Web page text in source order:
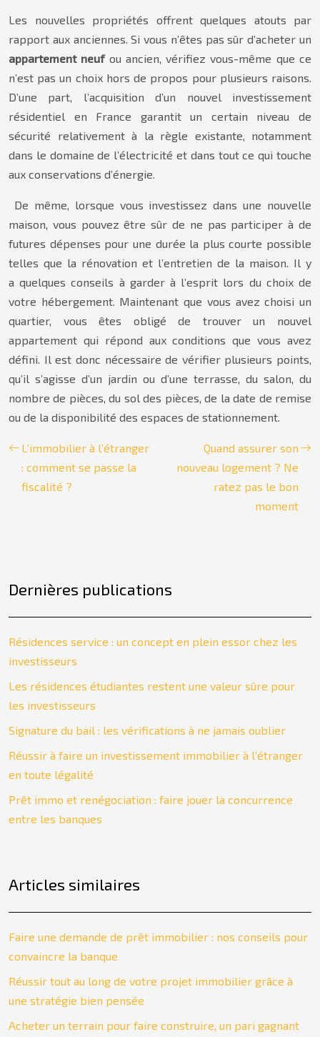
Les nouvelles propriétés offrent quelques atouts par
rapport aux anciennes. Si vous n’êtes pas sûr d’acheter un
appartement neufou ancien, vérifiez vous-même que ce
n’est pas un choix hors de propos pour plusieurs raisons.
D’une part, l’acquisition d’un nouvel investissement
résidentiel en France garantit un certain niveau de
sécurité relativement à la règle existante, notamment
dans le domaine de l’électricité et dans tout ce qui touche
aux conservations d’énergie.
De même, lorsque vous investissez dans une nouvelle
maison, vous pouvez être sûr de ne pas participer à de
futures dépenses pour une durée la plus courte possible
telles que la rénovation et l’entretien de la maison. Il y
a quelques conseils à garder à l’esprit lors du choix de
votre hébergement. Maintenant que vous avez choisi un
quartier, vous êtes obligé de trouver un nouvel
appartement qui répond aux conditions que vous avez
défini. Il est donc nécessaire de vérifier plusieurs points,
qu’il s’agisse d’un jardin ou d’une terrasse, du salon, du
nombre de pièces, du sol des pièces, de la date de remise
ou de la disponibilité des espaces de stationnement.
L’immobilier à l’étranger
: comment se passe la
fiscalité ?
Quand assurer son
nouveau logement ? Ne
ratez pas le bon
moment
Dernières publications
Résidences service : un concept en plein essor chez les
investisseurs
Les résidences étudiantes restent une valeur sûre pour
les investisseurs
Signature du bail : les vérifications à ne jamais oublier
Réussir à faire un investissement immobilier à l’étranger
en toute légalité
Prêt immo et renégociation : faire jouer la concurrence
entre les banques
Articles similaires
Faire une demande de prêt immobilier : nos conseils pour
convaincre la banque
Réussir tout au long de votre projet immobilier grâce à
une stratégie bien pensée
Acheter un terrain pour faire construire, un pari gagnant